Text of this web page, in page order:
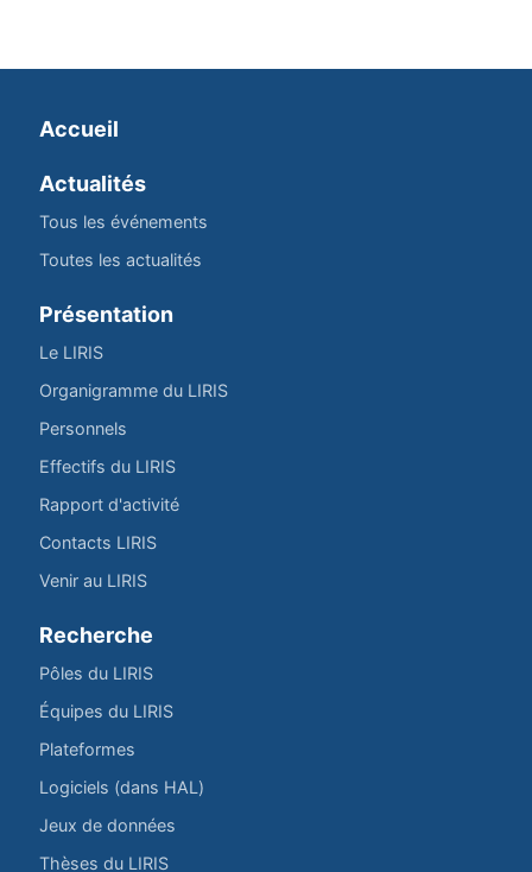
Accueil
Actualités
Tous les événements
Toutes les actualités
Présentation
Le LIRIS
Organigramme du LIRIS
Personnels
Effectifs du LIRIS
Rapport d'activité
Contacts LIRIS
Venir au LIRIS
Recherche
Pôles du LIRIS
Équipes du LIRIS
Plateformes
Logiciels (dans HAL)
Jeux de données
Thèses du LIRIS